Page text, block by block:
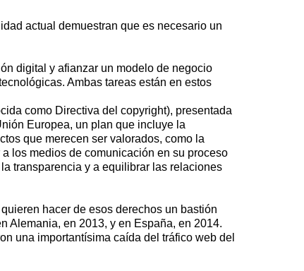
actual demuestran que es necesario un
digital y afianzar un modelo de negocio
Ambas tareas están en estos
como Directiva del copyright), presentada
Europea, un plan que incluye la
que merecen ser valorados, como la
los medios de comunicación en su proceso
transparencia y a equilibrar las relaciones
hacer de esos derechos un bastión
Alemania, en 2013, y en España, en 2014.
una importantísima caída del tráfico web del